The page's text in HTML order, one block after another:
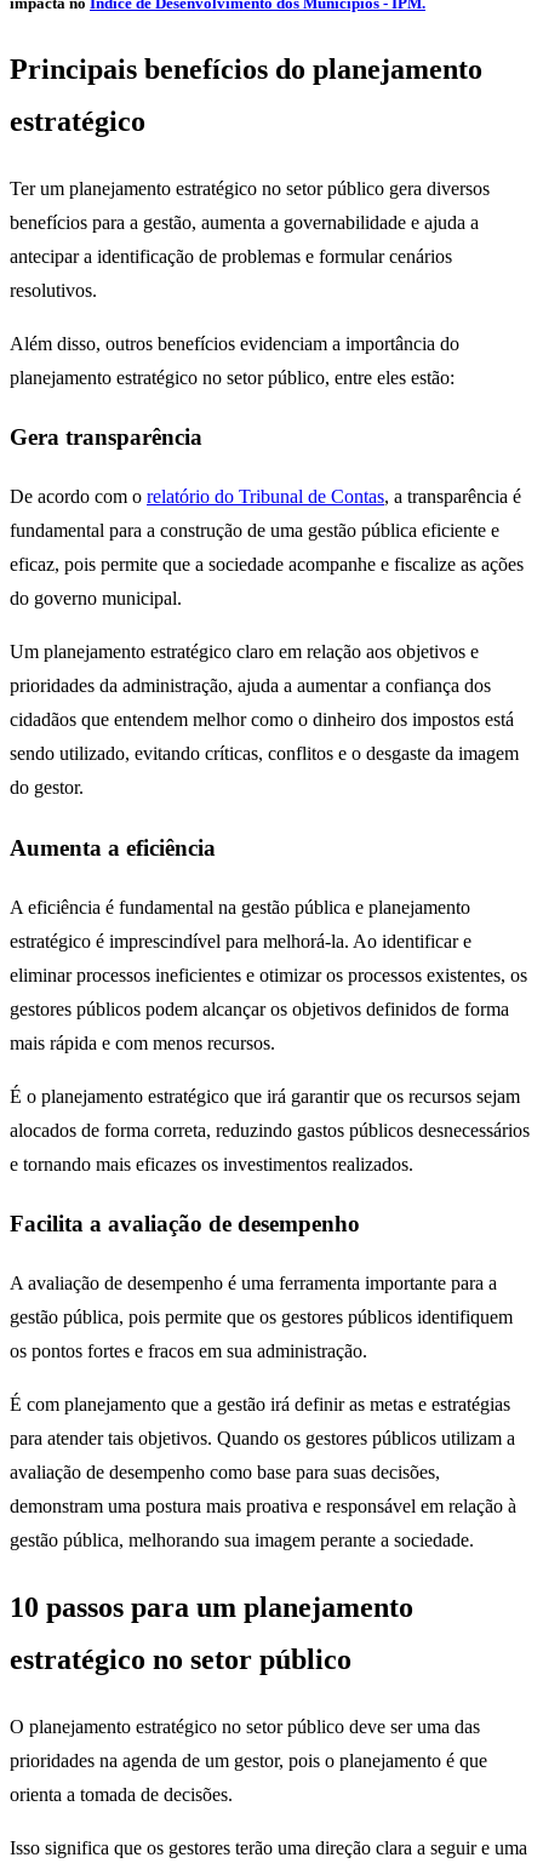
Principais benefícios do planejamento
estratégico
Ter um planejamento estratégico no setor público gera diversos
benefícios para a gestão, aumenta a governabilidade e ajuda a
antecipar a identificação de problemas e formular cenários
resolutivos.
Além disso, outros benefícios evidenciam a importância do
planejamento estratégico no setor público, entre eles estão:
Gera transparência
De acordo com o relatório do Tribunal de Contas, a transparência é
fundamental para a construção de uma gestão pública eficiente e
eficaz, pois permite que a sociedade acompanhe e fiscalize as ações
do governo municipal.
Um planejamento estratégico claro em relação aos objetivos e
prioridades da administração, ajuda a aumentar a confiança dos
cidadãos que entendem melhor como o dinheiro dos impostos está
sendo utilizado, evitando críticas, conflitos e o desgaste da imagem
do gestor.
Aumenta a eficiência
A eficiência é fundamental na gestão pública e planejamento
estratégico é imprescindível para melhorá-la. Ao identificar e
eliminar processos ineficientes e otimizar os processos existentes, os
gestores públicos podem alcançar os objetivos definidos de forma
mais rápida e com menos recursos.
É o planejamento estratégico que irá garantir que os recursos sejam
alocados de forma correta, reduzindo gastos públicos desnecessários
e tornando mais eficazes os investimentos realizados.
Facilita a avaliação de desempenho
A avaliação de desempenho é uma ferramenta importante para a
gestão pública, pois permite que os gestores públicos identifiquem
os pontos fortes e fracos em sua administração.
É com planejamento que a gestão irá definir as metas e estratégias
para atender tais objetivos. Quando os gestores públicos utilizam a
avaliação de desempenho como base para suas decisões,
demonstram uma postura mais proativa e responsável em relação à
gestão pública, melhorando sua imagem perante a sociedade.
10 passos para um planejamento
estratégico no setor público
O planejamento estratégico no setor público deve ser uma das
prioridades na agenda de um gestor, pois o planejamento é que
orienta a tomada de decisões.
Isso significa que os gestores terão uma direção clara a seguir e uma